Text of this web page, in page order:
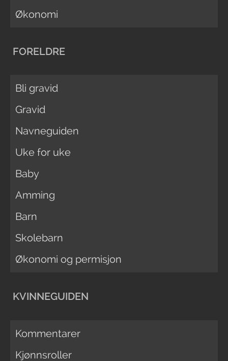
Økonomi
FORELDRE
Bli gravid
Gravid
Navneguiden
Uke for uke
Baby
Amming
Barn
Skolebarn
Økonomi og permisjon
KVINNEGUIDEN
Kommentarer
Kjønnsroller